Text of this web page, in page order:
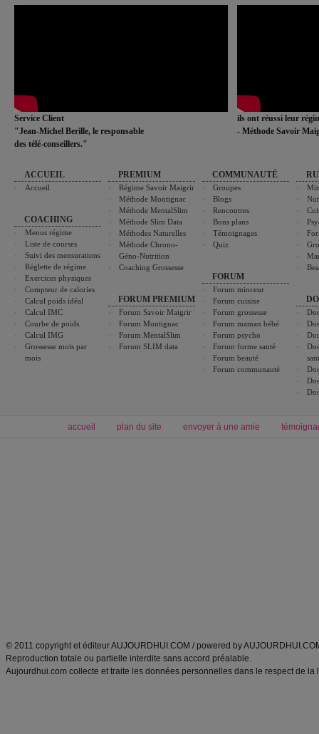
Service Client
"Jean-Michel Berille, le responsable
des télé-conseillers."
ils ont réussi leur
- Méthode Savoir
ACCUEIL
Accueil
COACHING
Menus régime
Liste de courses
Suivi des mensurations
Réglette de régime
Exercices physiques
Compteur de calories
Calcul poids idéal
Calcul IMC
Courbe de poids
Calcul IMG
Grossesse mois par
mois
PREMIUM
Régime Savoir Maigrir
Méthode Montignac
Méthode MentalSlim
Méthode Slim Data
Méthodes Naturelles
Méthode Chrono-
Géno-Nutrition
Coaching Grossesse
FORUM PREMIUM
Forum Savoir Maigrir
Forum Montignac
Forum MentalSlim
Forum SLIM data
COMMUNAUTÉ
Groupes
Blogs
Rencontres
Bons plans
Témoignages
Quiz
FORUM
Forum minceur
Forum cuisine
Forum grossesse
Forum maman bébé
Forum psycho
Forum forme santé
Forum beauté
Forum communauté
accueil plan du site envoyer à une amie
© 2011 copyright et éditeur AUJOURDHUI.COM / powered by
Reproduction totale ou partielle interdite sans accord préalable.
Aujourdhui.com collecte et traite les données personnelles dans le respect de